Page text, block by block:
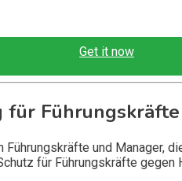
Get it now
für
und Manager,
für Führungskräfte